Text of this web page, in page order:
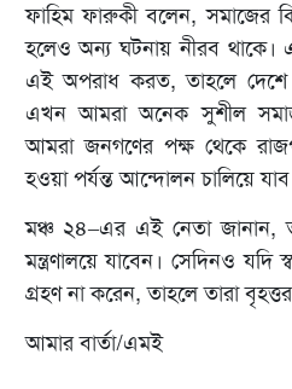
ফাহিম ফারুকী বলেন, সমাজের
হলেও অন্য ঘটনায় নীরব থাকে।
এই অপরাধ করত, তাহলে দেশে
এখন আমরা অনেক সুশীল
আমরা জনগণের পক্ষ থেকে
হওয়া পর্যন্ত আন্দোলন চালিয়ে
মঞ্চ ২৪–এর এই নেতা জানান,
মন্ত্রণালয়ে যাবেন। সেদিনও যদি
গ্রহণ না করেন, তাহলে তারা
আমার বার্তা/এমই